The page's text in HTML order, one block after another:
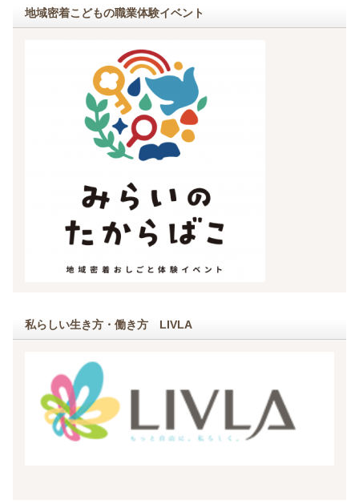
地域密着こどもの職業体験イベント
私らしい生き方・働き方 LIVLA